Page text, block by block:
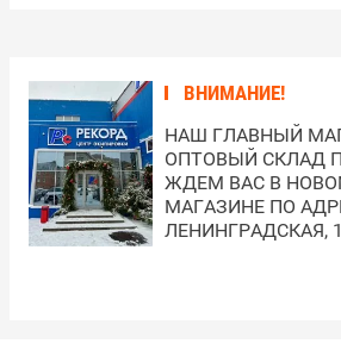
ВНИМАНИЕ!
НАШ ГЛАВНЫЙ
ОПТОВЫЙ СКЛАД
ЖДЕМ ВАС В
МАГАЗИНЕ ПО
ЛЕНИНГРАДСКАЯ,